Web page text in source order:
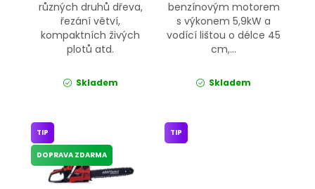
různých druhů dřeva,
řezání větví,
kompaktních živých
plotů atd.
Skladem
benzínovým motorem
s výkonem 5,9kW a
vodící lištou o délce 45
cm,...
Skladem
TIP
DOPRAVA ZDARMA
TIP